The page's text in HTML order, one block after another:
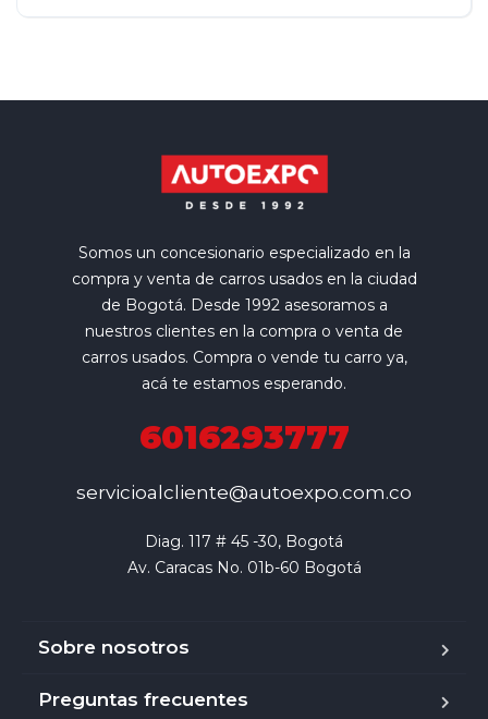
Somos un concesionario especializado en la
compra y venta de carros usados en la ciudad
de Bogotá. Desde 1992 asesoramos a
nuestros clientes en la compra o venta de
carros usados. Compra o vende tu carro ya,
acá te estamos esperando.
6016293777
servicioalcliente@autoexpo.com.co
Diag. 117 # 45 -30, Bogotá
Av. Caracas No. 01b-60 Bogotá
Sobre nosotros
Preguntas frecuentes